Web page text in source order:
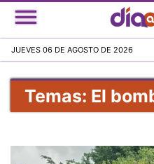
JUEVES 06 DE AGOSTO DE 2026
Temas: El